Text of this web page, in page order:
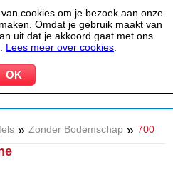
cookies om je bezoek aan onze
Omdat je gebruik maakt van
uit dat je akkoord gaat met ons
Lees meer over cookies
info@hocohoreca.nl
0 WINKELWAGEN
» Zonder Bodemschap » 700